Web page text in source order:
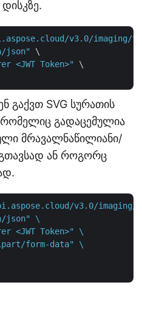
v3.0/imaging/
json"
\
<JWT Token>"
\
გაქვთ SVG სურათის
რომელიც გადაცემულია
მრავალნაწილიანი/
ან როგორც
v3.0/imaging/
json" \
<JWT Token>" \
form-data" \